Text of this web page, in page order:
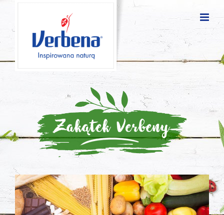
Zakątek
Verbeny
Blog
posts